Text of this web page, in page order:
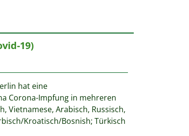
19)
hat eine
Corona-Impfung in mehreren
Vietnamese, Arabisch, Russisch,
Kroatisch/Bosnish; Türkisch